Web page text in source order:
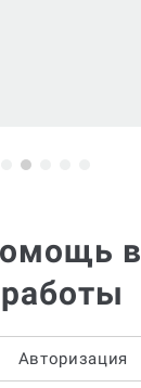
в
Авторизация